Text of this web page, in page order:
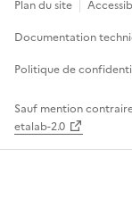
Plan du site
Documentation
Politique de
Sauf mention
etalab-2.0